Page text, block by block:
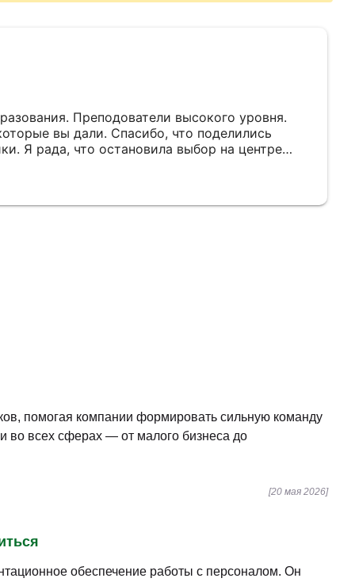
высокого уровня.
вы дали. Спасибо, что поделились
Я рада, что остановила выбор на центре
помогая компании формировать сильную команду
во всех сферах — от малого бизнеса до
[20 мая 2026]
обеспечение работы с персоналом. Он